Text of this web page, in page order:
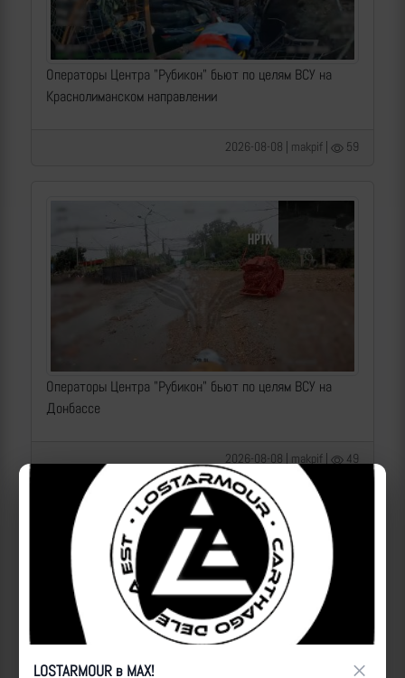
Операторы Центра "Рубикон" бьют по целям ВСУ на
Краснолиманском направлении
2026-08-08 | makpif | 59
Операторы Центра "Рубикон" бьют по целям ВСУ на
Донбассе
2026-08-08 | makpif | 49
LOSTARMOUR в MAX! ×